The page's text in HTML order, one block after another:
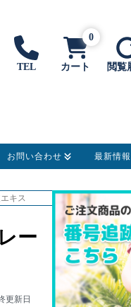
TEL カート
0
閲覧
お問い合わせ 最新情報
キス
ー
更新日